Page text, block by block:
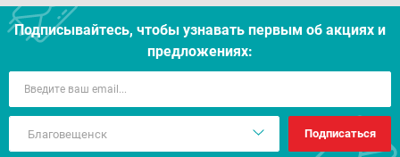
Подписывайтесь, чтобы узнавать первым об акцияx и
предложениях:
Подписаться